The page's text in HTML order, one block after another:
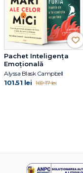
Pachet Inteligența
Emoțională
Alyssa Blask Campbell
101.51 lei 169.17 lei